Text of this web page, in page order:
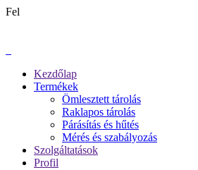
Fel
Kezdőlap
Termékek
Ömlesztett tárolás
Raklapos tárolás
Párásítás és hűtés
Mérés és szabályozás
Szolgáltatások
Profil